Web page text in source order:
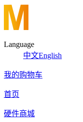
Language
中文English
我的购物车
首页
硬件商城